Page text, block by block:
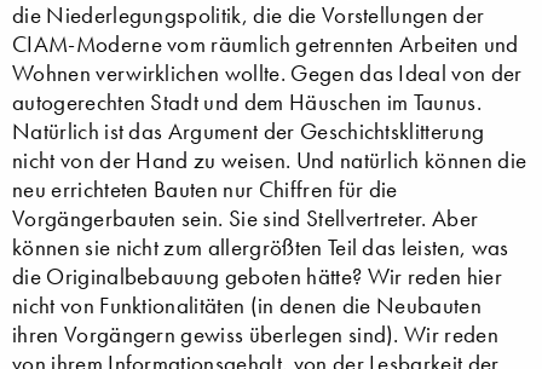
die Niederlegungspolitik, die die Vorstellungen der
CIAM-Moderne vom räumlich getrennten Arbeiten und
Wohnen verwirklichen wollte. Gegen das Ideal von der
autogerechten Stadt und dem Häuschen im Taunus.
Natürlich ist das Argument der Geschichtsklitterung
nicht von der Hand zu weisen. Und natürlich können die
neu errichteten Bauten nur Chiffren für die
Vorgängerbauten sein. Sie sind Stellvertreter. Aber
können sie nicht zum allergrößten Teil das leisten, was
die Originalbebauung geboten hätte? Wir reden hier
nicht von Funktionalitäten (in denen die Neubauten
ihren Vorgängern gewiss überlegen sind). Wir reden